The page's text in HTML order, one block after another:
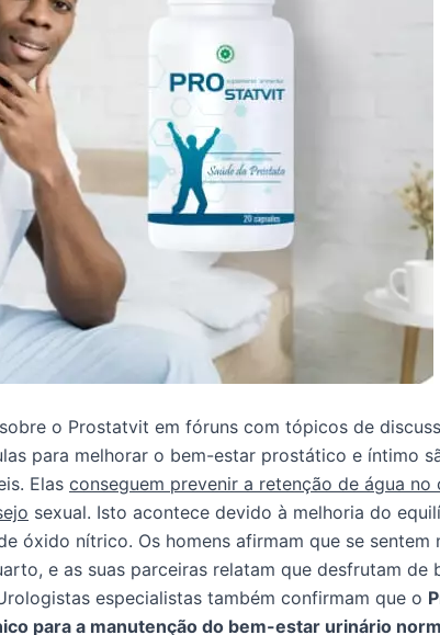
o Prostatvit em fóruns com tópicos de
para melhorar o bem-estar prostático e íntimo
Elas conseguem prevenir a retenção de água no
sexual. Isto acontece devido à melhoria do
óxido nítrico. Os homens afirmam que se sentem
e as suas parceiras relatam que desfrutam de
especialistas também confirmam que o
para a manutenção do bem-estar urinário